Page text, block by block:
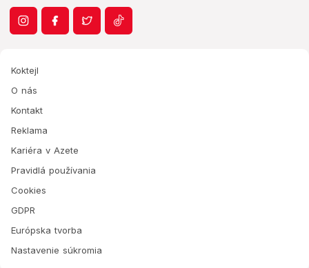
Koktejl
O nás
Kontakt
Reklama
Kariéra v Azete
Pravidlá používania
Cookies
GDPR
Európska tvorba
Nastavenie súkromia